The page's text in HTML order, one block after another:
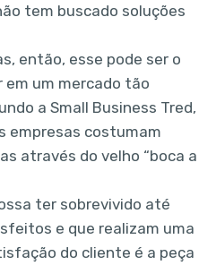
tem buscado soluções
então, esse pode ser o
em um mercado tão
a Small Business Tred,
empresas costumam
através do velho “boca a
ter sobrevivido até
e que realizam uma
do cliente é a peça